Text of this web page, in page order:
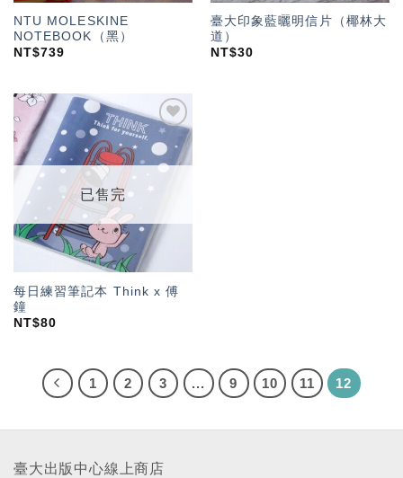
NTU MOLESKINE
NOTEBOOK（黑）
NT$739
臺大印象藍曬明信片（椰林大
道）
NT$30
「願
望輕
已售完
每日練習筆記本 Think x 傅
鐘
NT$80
1 2 3 ... 9 10 11 12
臺大出版中心線上商店